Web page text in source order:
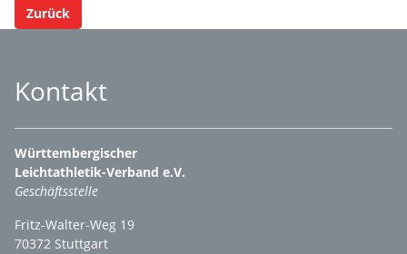
Zurück
Kontakt
Württembergischer
Leichtathletik-Verband e.V.
Geschäftsstelle
Fritz-Walter-Weg 19
70372 Stuttgart